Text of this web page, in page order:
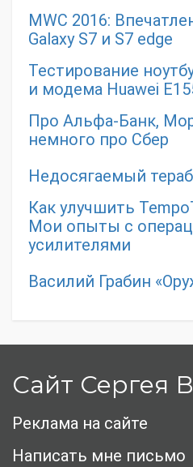
MWC 2016:
Galaxy S7 и S7 edge
Тестирование
и модема Huawei
Про Альфа-Банк,
немного про Сбер
Недосягаемый
Как улучшить
Мои опыты с
усилителями
Василий Грабин
Сайт Сергея
Реклама на сайте
Написать мне письмо